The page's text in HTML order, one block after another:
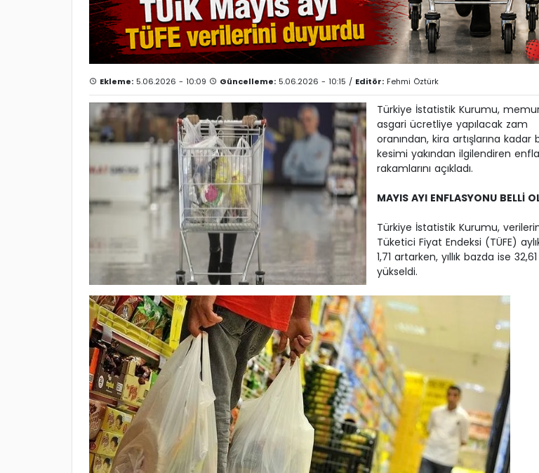
Ekleme: 5.06.2026 - 10:09 Güncelleme: 5.06.2026 - 10:15 / Editör: Fehmi Öztürk
Türkiye İstatistik Kurumu,
asgari ücretliye yapılacak zam
oranından, kira artışlarına kadar
kesimi yakından ilgilendiren
rakamlarını açıkladı.
MAYIS AYI ENFLASYONU BELLİ
Türkiye İstatistik Kurumu,
Tüketici Fiyat Endeksi (TÜFE)
1,71 artarken, yıllık bazda ise
yükseldi.